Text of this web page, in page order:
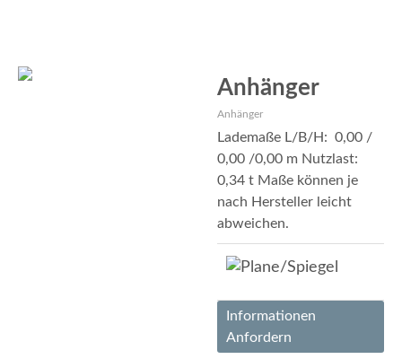
Anhänger
Anhänger
Lademaße L/B/H: 0,00 /
0,00 /0,00 m Nutzlast:
0,34 t Maße können je
nach Hersteller leicht
abweichen.
Informationen
Anfordern